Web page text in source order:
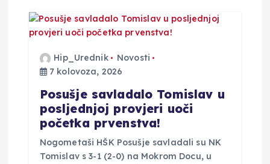
Hip_Urednik
Novosti
7 kolovoza, 2026
Posušje savladalo Tomislav u
posljednjoj provjeri uoči
početka prvenstva!
Nogometaši HŠK Posušje savladali su NK
Tomislav s 3-1 (2-0) na Mokrom Docu, u